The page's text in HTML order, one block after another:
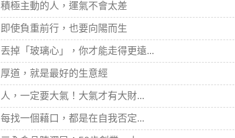
積極主動的人，運氣不會太差
即使負重前行，也要向陽而生
丟掉「玻璃心」，你才能走得更遠...
厚道，就是最好的生意經
人，一定要大氣！大氣才有大財...
每找一個藉口，都是在自我否定...